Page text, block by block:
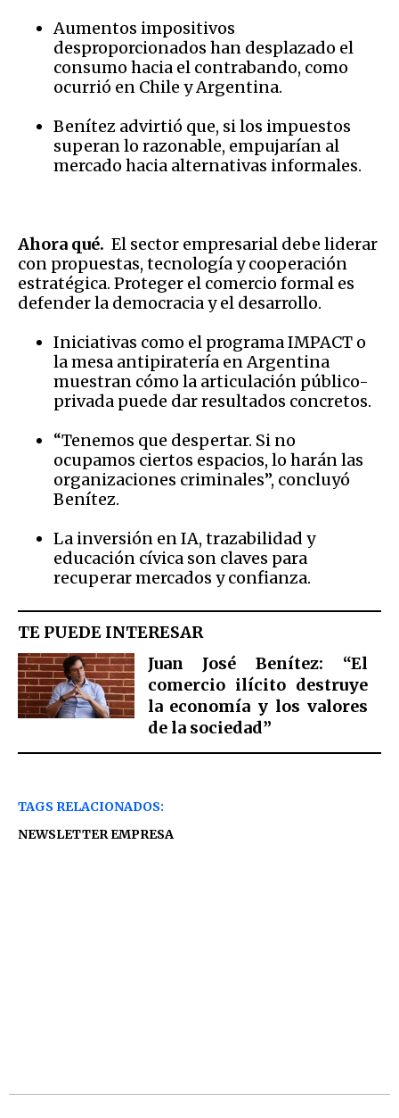
Aumentos impositivos
desproporcionados han desplazado el
consumo hacia el contrabando, como
ocurrió en Chile y Argentina.
Benítez advirtió que, si los impuestos
superan lo razonable, empujarían al
mercado hacia alternativas informales.
Ahora qué. El sector empresarial debe liderar
con propuestas, tecnología y cooperación
estratégica. Proteger el comercio formal es
defender la democracia y el desarrollo.
Iniciativas como el programa IMPACT o
la mesa antipiratería en Argentina
muestran cómo la articulación público-
privada puede dar resultados concretos.
“Tenemos que despertar. Si no
ocupamos ciertos espacios, lo harán las
organizaciones criminales”, concluyó
Benítez.
La inversión en IA, trazabilidad y
educación cívica son claves para
recuperar mercados y confianza.
TE PUEDE INTERESAR
Juan José Benítez: “El
comercio ilícito destruye
la economía y los valores
de la sociedad”
TAGS RELACIONADOS:
NEWSLETTER EMPRESA